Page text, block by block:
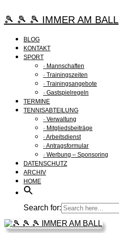
Inhalt
springen
🎾 🎾 🎾 IMMER AM BALL
BLOG
KONTAKT
SPORT
· Mannschaften
· Trainingszeiten
· Trainingsangebote
· Gastspielregeln
TERMINE
TENNISABTEILUNG
· Verwaltung
· Mitgliedsbeiträge
· Arbeitsdienst
· Antragsformular
· Werbung – Sponsoring
DATENSCHUTZ
ARCHIV
HOME
Search for: